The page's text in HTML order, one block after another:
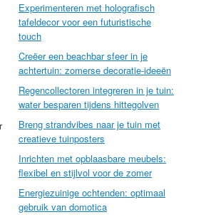
Experimenteren met holografisch
tafeldecor voor een futuristische
touch
Creëer een beachbar sfeer in je
achtertuin: zomerse decoratie-ideeën
Regencollectoren integreren in je tuin:
water besparen tijdens hittegolven
Breng strandvibes naar je tuin met
creatieve tuinposters
Inrichten met opblaasbare meubels:
flexibel en stijlvol voor de zomer
Energiezuinige ochtenden: optimaal
gebruik van domotica